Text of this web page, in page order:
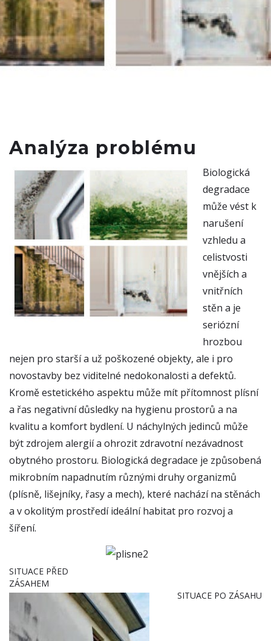
Analýza problému
Biologická
degradace
může vést k
narušení
vzhledu a
celistvosti
vnějších a
vnitřních
stěn a je
seriózní
hrozbou
nejen pro starší a už poškozené objekty, ale i pro
novostavby bez viditelné nedokonalosti a defektů.
Kromě estetického aspektu může mít přítomnost plísní
a řas negativní důsledky na hygienu prostorů a na
kvalitu a komfort bydlení. U náchylných jedinců může
být zdrojem alergií a ohrozit zdravotní nezávadnost
obytného prostoru. Biologická degradace je způsobená
mikrobním napadnutím různými druhy organizmů
(plísně, lišejníky, řasy a mech), které nachází na stěnách
a v okolitým prostředí ideální habitat pro rozvoj a
šíření.
SITUACE PŘED
ZÁSAHEM
SITUACE PO ZÁSAHU